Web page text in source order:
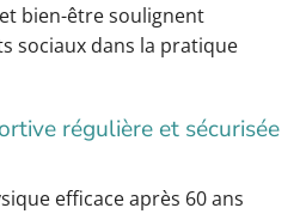
bien-être soulignent
sociaux dans la pratique
régulière et sécurisée
efficace après 60 ans